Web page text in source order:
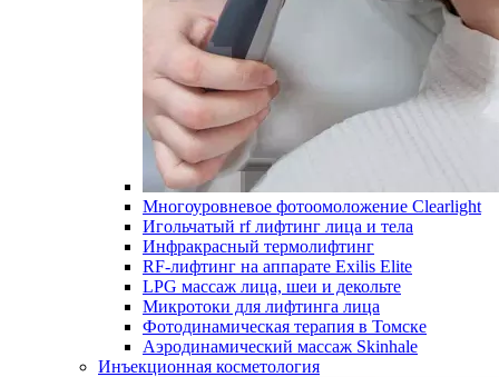
Многоуровневое фотоомоложение Clearlight
Игольчатый rf лифтинг лица и тела
Инфракрасный термолифтинг
RF-лифтинг на аппарате Exilis Elite
LPG массаж лица, шеи и декольте
Микротоки для лифтинга лица
Фотодинамическая терапия в Томске
Аэродинамический массаж Skinhale
Инъекционная косметология